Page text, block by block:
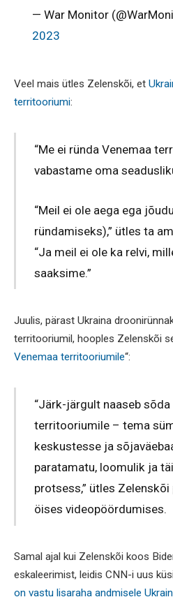
— War Monitor
2023
Veel mais ütles Zelenskõi, et
territooriumi:
“Me ei ründa Venemaa
vabastame oma
“Meil ei ole aega ega
ründamiseks),” ütles ta
“Ja meil ei ole ka relvi,
saaksime.”
Juulis, pärast Ukraina
territooriumil, hooples Zelenskõi
Venemaa territooriumile“:
“Järk-järgult naaseb sõda
territooriumile – tema
keskustesse ja
paratamatu, loomulik ja
protsess,” ütles Zelenskõi
öises videopöördumises.
Samal ajal kui Zelenskõi koos
eskaleerimist, leidis CNN-i uus
on vastu lisaraha andmisele